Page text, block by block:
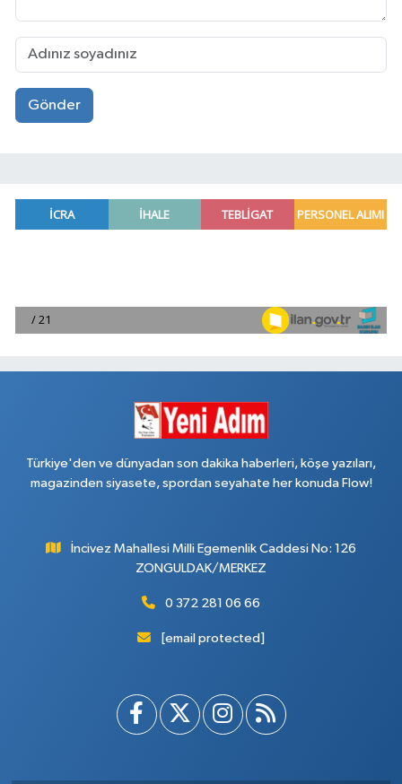
Gönder
Türkiye'den ve dünyadan son dakika haberleri, köşe yazıları,
magazinden siyasete, spordan seyahate her konuda Flow!
İncivez Mahallesi Milli Egemenlik Caddesi No: 126
ZONGULDAK/MERKEZ
0 372 281 06 66
[email protected]